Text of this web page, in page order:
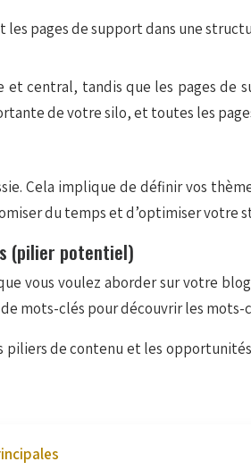
central, tandis que les pages
de votre silo, et toutes les
Cela implique de définir vos
du temps et d’optimiser votre
(pilier potentiel)
vous voulez aborder sur votre
mots-clés pour découvrir les
de contenu et les